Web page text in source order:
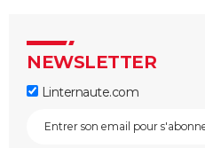
NEWSLETTER
Linternaute.com